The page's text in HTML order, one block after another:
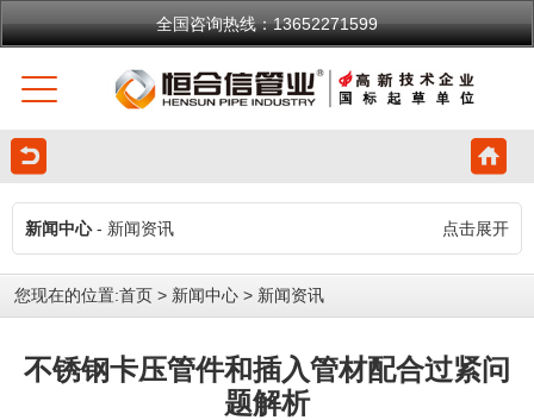
全国咨询热线：13652271599
新闻中心- 新闻资讯 点击展开
您现在的位置:首页 > 新闻中心 > 新闻资讯
不锈钢卡压管件和插入管材配合过紧问
题解析